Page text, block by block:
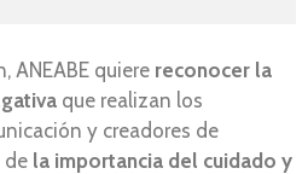
ANEABE quiere reconocer la
que realizan los
y creadores de
de la importancia del cuidado y